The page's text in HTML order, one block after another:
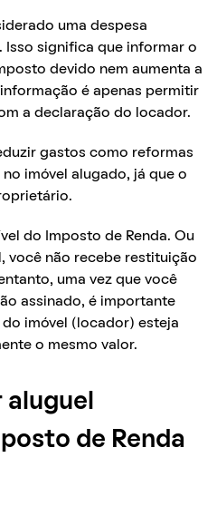
uma despesa
significa que informar o
devido nem aumenta a
é apenas permitir
a declaração do locador.
gastos como reformas
imóvel alugado, já que o
do Imposto de Renda. Ou
você não recebe restituição
uma vez que você
assinado, é importante
imóvel (locador) esteja
o mesmo valor.
de Renda